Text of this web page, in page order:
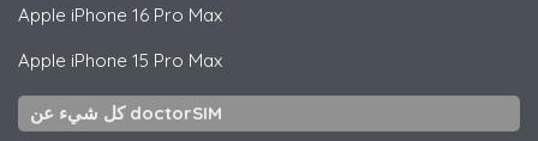
Apple iPhone 16 Pro Max
Apple iPhone 15 Pro Max
كل شيء عن doctorSIM